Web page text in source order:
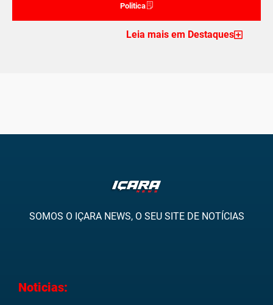
Politica
Leia mais em Destaques
SOMOS O IÇARA NEWS, O SEU SITE DE NOTÍCIAS
Noticias: